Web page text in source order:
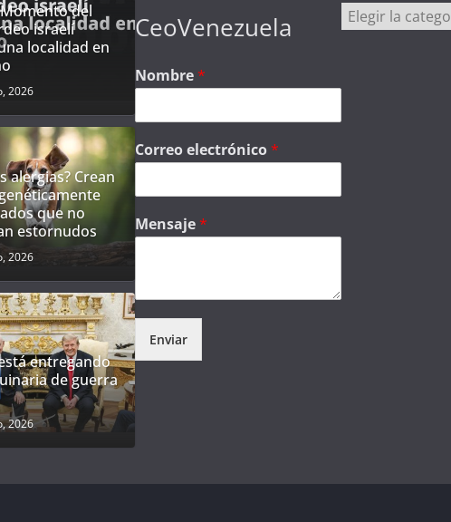
del
israelí
localidad en
2026
alergias? Crean
que no
estornudos
2026
entregando
de guerra
2026
CeoVenezuela
Nombre*
Correo electrónico*
Mensaje*
Enviar
Categorías